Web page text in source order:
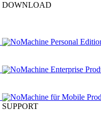
DOWNLOAD
NoMachine Personal
NoMachine Enterprise
NoMachine für Mobile
SUPPORT